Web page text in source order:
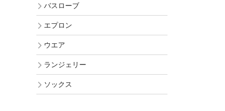
バスローブ
エプロン
ウエア
ランジェリー
ソックス